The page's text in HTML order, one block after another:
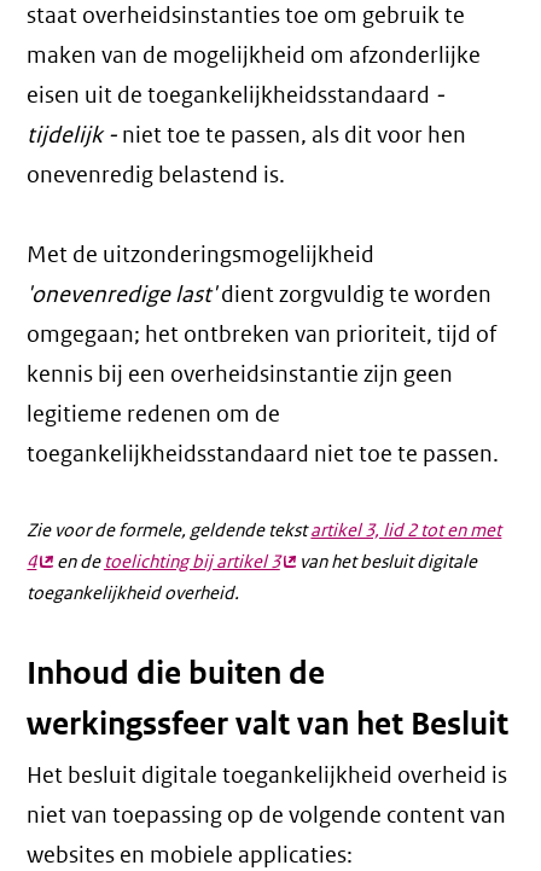
staat overheidsinstanties toe om gebruik te
maken van de mogelijkheid om afzonderlijke
eisen uit de toegankelijkheidsstandaard -
tijdelijk - niet toe te passen, als dit voor hen
onevenredig belastend is.
Met de uitzonderingsmogelijkheid
'onevenredige last'dient zorgvuldig te worden
omgegaan; het ontbreken van prioriteit, tijd of
kennis bij een overheidsinstantie zijn geen
legitieme redenen om de
toegankelijkheidsstandaard niet toe te passen.
Zie voor de formele, geldende tekstartikel 3, lid 2 tot en met
4(externe
link)
en de toelichting bij artikel 3(externe
van het besluit digitale
toegankelijkheid overheid.
Inhoud die buiten de
werkingssfeer valt van het Besluit
Het besluit digitale toegankelijkheid overheid is
niet van toepassing op de volgende content van
websites en mobiele applicaties: